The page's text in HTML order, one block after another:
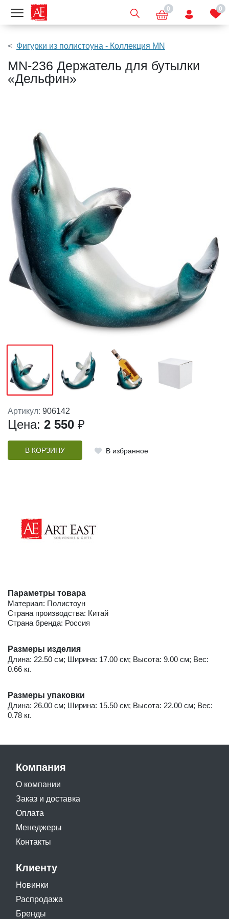
Показать меню 0 0
Фигурки из полистоуна - Коллекция MN
MN-236 Держатель для бутылки
«Дельфин»
Артикул: 906142
Цена: 2 550 ₽
В КОРЗИНУ В избранное
Параметры товара
Материал: Полистоун
Страна производства: Китай
Страна бренда: Россия
Размеры изделия
Длина: 22.50 см; Ширина: 17.00 см; Высота: 9.00 см; Вес:
0.66 кг.
Размеры упаковки
Длина: 26.00 см; Ширина: 15.50 см; Высота: 22.00 см; Вес:
0.78 кг.
Компания
О компании
Заказ и доставка
Оплата
Менеджеры
Контакты
Клиенту
Новинки
Распродажа
Бренды